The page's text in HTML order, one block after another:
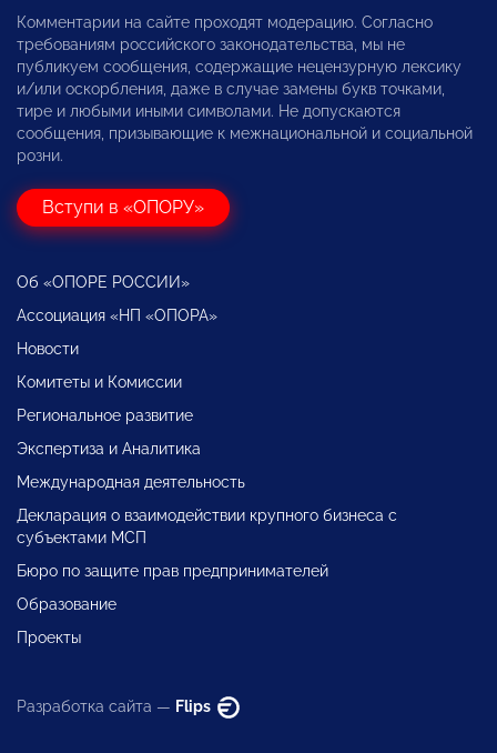
Комментарии на сайте проходят модерацию. Согласно
требованиям российского законодательства, мы не
публикуем сообщения, содержащие нецензурную лексику
и/или оскорбления, даже в случае замены букв точками,
тире и любыми иными символами. Не допускаются
сообщения, призывающие к межнациональной и социальной
розни.
Вступи в «ОПОРУ»
Об «ОПОРЕ РОССИИ»
Ассоциация «НП «ОПОРА»
Новости
Комитеты и Комиссии
Региональное развитие
Экспертиза и Аналитика
Международная деятельность
Декларация о взаимодействии крупного бизнеса с
субъектами МСП
Бюро по защите прав предпринимателей
Образование
Проекты
Разработка сайта — Flips